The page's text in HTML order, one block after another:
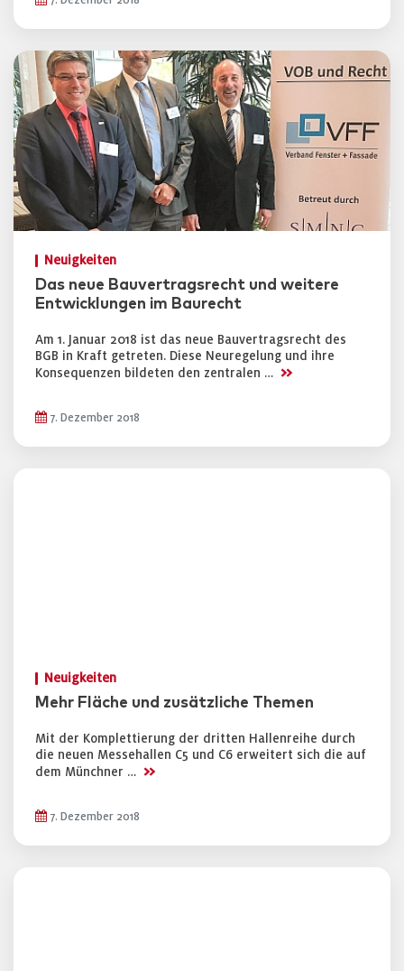
Neuigkeiten
Das neue Bauvertragsrecht und weitere
Entwicklungen im Baurecht
Am 1. Januar 2018 ist das neue Bauvertragsrecht des
BGB in Kraft getreten. Diese Neuregelung und ihre
Konsequenzen bildeten den zentralen … >>
7. Dezember 2018
Neuigkeiten
Mehr Fläche und zusätzliche Themen
Mit der Komplettierung der dritten Hallenreihe durch
die neuen Messehallen C5 und C6 erweitert sich die auf
dem Münchner … >>
7. Dezember 2018